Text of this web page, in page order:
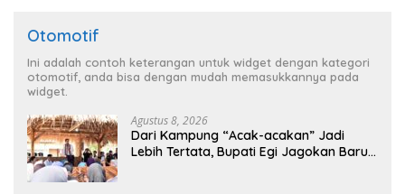
Otomotif
Ini adalah contoh keterangan untuk widget dengan kategori
otomotif, anda bisa dengan mudah memasukkannya pada
widget.
Agustus 8, 2026
Dari Kampung “Acak-acakan” Jadi
Lebih Tertata, Bupati Egi Jagokan Baru